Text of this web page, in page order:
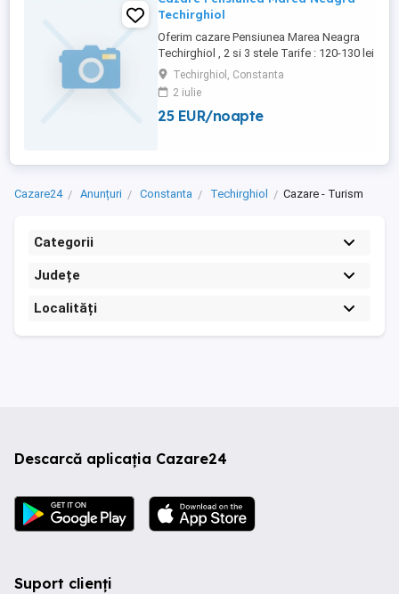
Techirghiol
Oferim cazare Pensiunea Marea Neagra
Techirghiol , 2 si 3 stele Tarife : 120-130 lei
persoana pe zi Camera dubla : 200 - 250
lei in functie de stele si perioada Telefon :
Techirghiol, Constanta
2 iulie
25 EUR/noapte
Cazare24 Anunțuri Constanta Techirghiol Cazare - Turism
Categorii
Județe
Localități
Descarcă aplicația Cazare24
Suport clienți